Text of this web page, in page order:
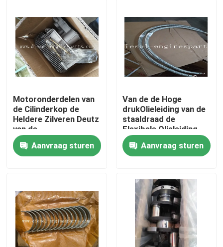
Videos
VR-show
Fabrieksreis
Kwaliteitscontrole
Vraag een offerte aan
Dieselmotordelen
Motoronderdelen van
de Cilinderkop de
Heldere Zilveren Deutz
van de
aluminiummotor
Aanvraag sturen
Van de de Hoge
drukOlieleiding van de
staaldraad de
Flexibele Olieleiding
van de Gekronkelde
het Skeletlaag
Aanvraag sturen